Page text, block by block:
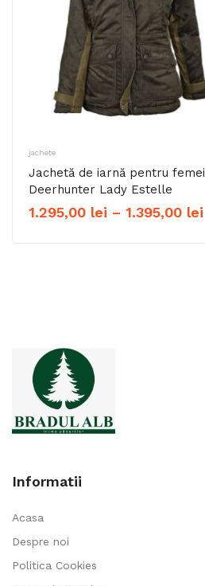
jachete
Jachetă de iarnă pentru femei
Deerhunter Lady Estelle
1.295,00 lei – 1.395,00 lei
Informatii
Acasa
Despre noi
Politica Cookies